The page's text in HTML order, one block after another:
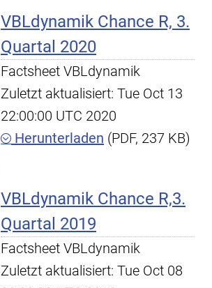
VBLdynamik Chance R, 3.
Quartal 2020
Factsheet VBLdynamik
Zuletzt aktualisiert: Tue Oct 13
22:00:00 UTC 2020
Herunterladen (PDF, 237 KB)
VBLdynamik Chance R,3.
Quartal 2019
Factsheet VBLdynamik
Zuletzt aktualisiert: Tue Oct 08